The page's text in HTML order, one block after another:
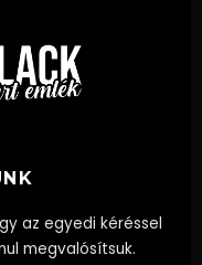
az egyedi kéréssel
megvalósítsuk.